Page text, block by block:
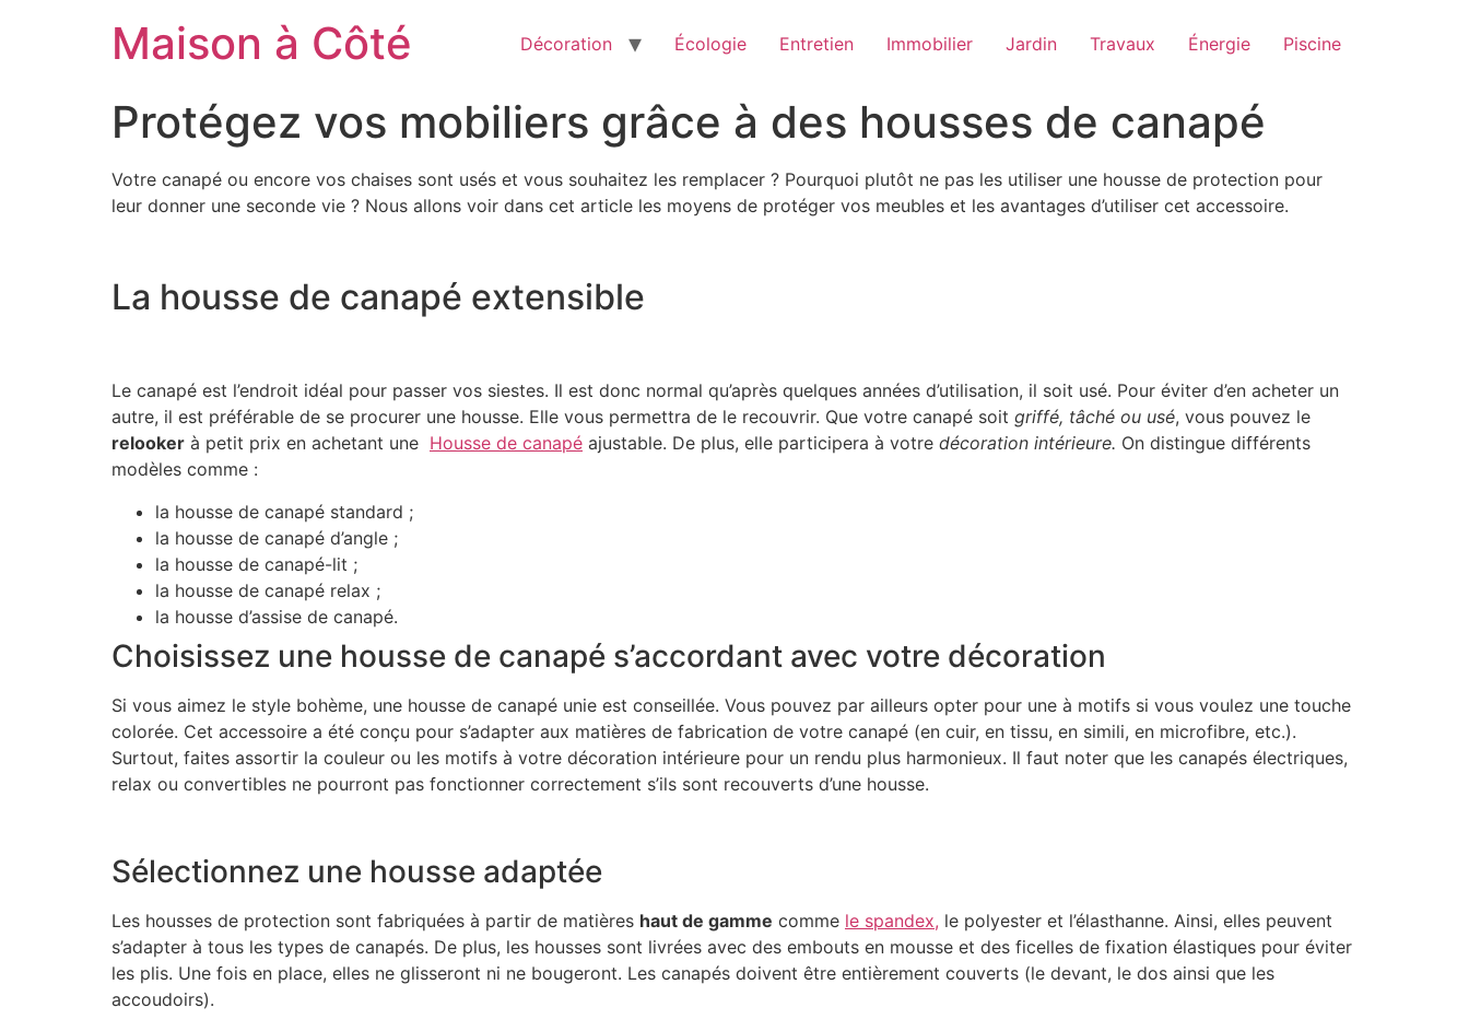
Maison à Côté Décoration Écologie Entretien Immobilier Jardin Travaux Énergie Piscine
Protégez vos mobiliers grâce à des housses de canapé
Votre canapé ou encore vos chaises sont usés et vous souhaitez les remplacer ? Pourquoi plutôt ne pas les utiliser une housse de protection pour
leur donner une seconde vie ? Nous allons voir dans cet article les moyens de protéger vos meubles et les avantages d’utiliser cet accessoire.
La housse de canapé extensible
Le canapé est l’endroit idéal pour passer vos siestes. Il est donc normal qu’après quelques années d’utilisation, il soit usé. Pour éviter d’en acheter un
autre, il est préférable de se procurer une housse. Elle vous permettra de le recouvrir. Que votre canapé soit griffé, tâché ou usé, vous pouvez le
relooker à petit prix en achetant une Housse de canapé ajustable. De plus, elle participera à votre décoration intérieure. On distingue différents
modèles comme :
la housse de canapé standard ;
la housse de canapé d’angle ;
la housse de canapé-lit ;
la housse de canapé relax ;
la housse d’assise de canapé.
Choisissez une housse de canapé s’accordant avec votre décoration
Si vous aimez le style bohème, une housse de canapé unie est conseillée. Vous pouvez par ailleurs opter pour une à motifs si vous voulez une touche
colorée. Cet accessoire a été conçu pour s’adapter aux matières de fabrication de votre canapé (en cuir, en tissu, en simili, en microfibre, etc.).
Surtout, faites assortir la couleur ou les motifs à votre décoration intérieure pour un rendu plus harmonieux. Il faut noter que les canapés électriques,
relax ou convertibles ne pourront pas fonctionner correctement s’ils sont recouverts d’une housse.
Sélectionnez une housse adaptée
Les housses de protection sont fabriquées à partir de matières haut de gamme comme le spandex, le polyester et l’élasthanne. Ainsi, elles peuvent
s’adapter à tous les types de canapés. De plus, les housses sont livrées avec des embouts en mousse et des ficelles de fixation élastiques pour éviter
les plis. Une fois en place, elles ne glisseront ni ne bougeront. Les canapés doivent être entièrement couverts (le devant, le dos ainsi que les
accoudoirs).